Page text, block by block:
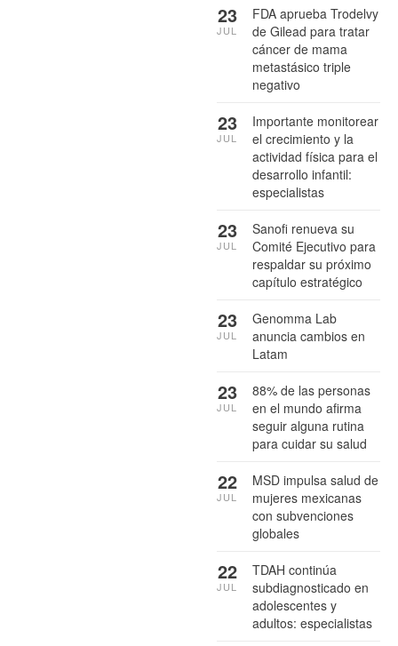
FDA aprueba Trodelvy
de Gilead para tratar
cáncer de mama
metastásico triple
negativo
23
JUL
Importante monitorear
el crecimiento y la
actividad física para el
desarrollo infantil:
especialistas
23
JUL
Sanofi renueva su
Comité Ejecutivo para
respaldar su próximo
capítulo estratégico
23
JUL
Genomma Lab
anuncia cambios en
Latam
23
JUL
88% de las personas
en el mundo afirma
seguir alguna rutina
para cuidar su salud
23
JUL
MSD impulsa salud de
mujeres mexicanas
con subvenciones
globales
22
JUL
TDAH continúa
subdiagnosticado en
adolescentes y
adultos: especialistas
22
JUL